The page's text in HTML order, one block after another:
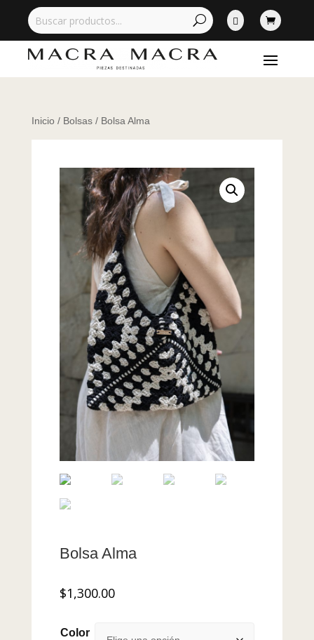
 
Inicio/ Bolsas/ Bolsa Alma
Bolsa Alma
$1,300.00
Color